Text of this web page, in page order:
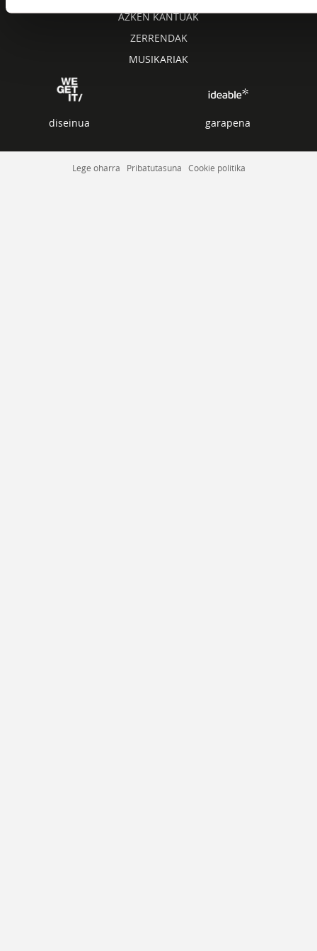
AZKEN KANTUAK
ZERRENDAK
MUSIKARIAK
diseinua garapena
Lege oharra Pribatutasuna Cookie politika